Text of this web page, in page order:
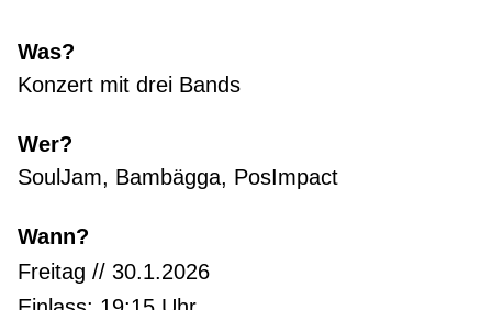
Was?
Konzert mit drei Bands
Wer?
SoulJam, Bambägga, PosImpact
Wann?
Freitag // 30.1.2026